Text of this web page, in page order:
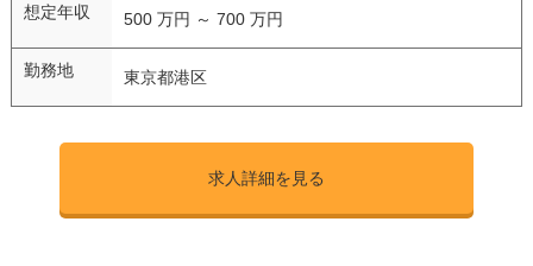
想定年収 500 万円 ～ 700 万円
勤務地 東京都港区
求人詳細を見る